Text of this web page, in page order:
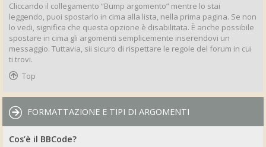
Cliccando il collegamento “Bump argomento” mentre lo stai
leggendo, puoi spostarlo in cima alla lista, nella prima pagina. Se non
lo vedi, significa che questa opzione è disabilitata. È anche possibile
spostare in cima gli argomenti semplicemente inserendovi un
messaggio. Tuttavia, sii sicuro di rispettare le regole del forum in cui
ti trovi.
Top
FORMATTAZIONE E TIPI DI ARGOMENTI
Cos’è il BBCode?